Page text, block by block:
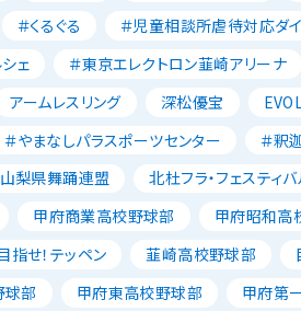
＃くるぐる ＃児童相談所虐待対応ダ
ェ
＃東京エレクトロン韮崎アリーナ
アームレスリング 深松優宝
＃やまなしパラスポーツセンター ＃釈
山梨県舞踊連盟 北杜フラ・フェスティ
甲府商業高校野球部 甲府昭和高
指せ！テッペン 韮崎高校野球部
球部
甲府東高校野球部 甲府第